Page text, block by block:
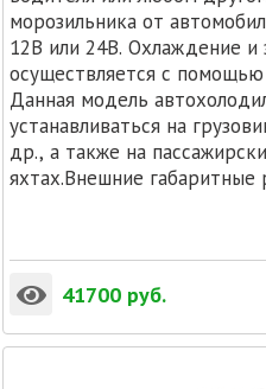
морозильника от
12В или 24В. Охлаждение и
осуществляется с
Данная модель
устанавливаться на
др., а также на
яхтах.Внешние
41700 руб.